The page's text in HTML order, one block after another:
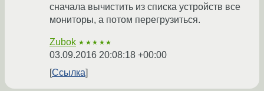
сначала вычистить из списка устройств все
мониторы, а потом перегрузиться.
Zubok ★★★★★
03.09.2016 20:08:18 +00:00
Ссылка